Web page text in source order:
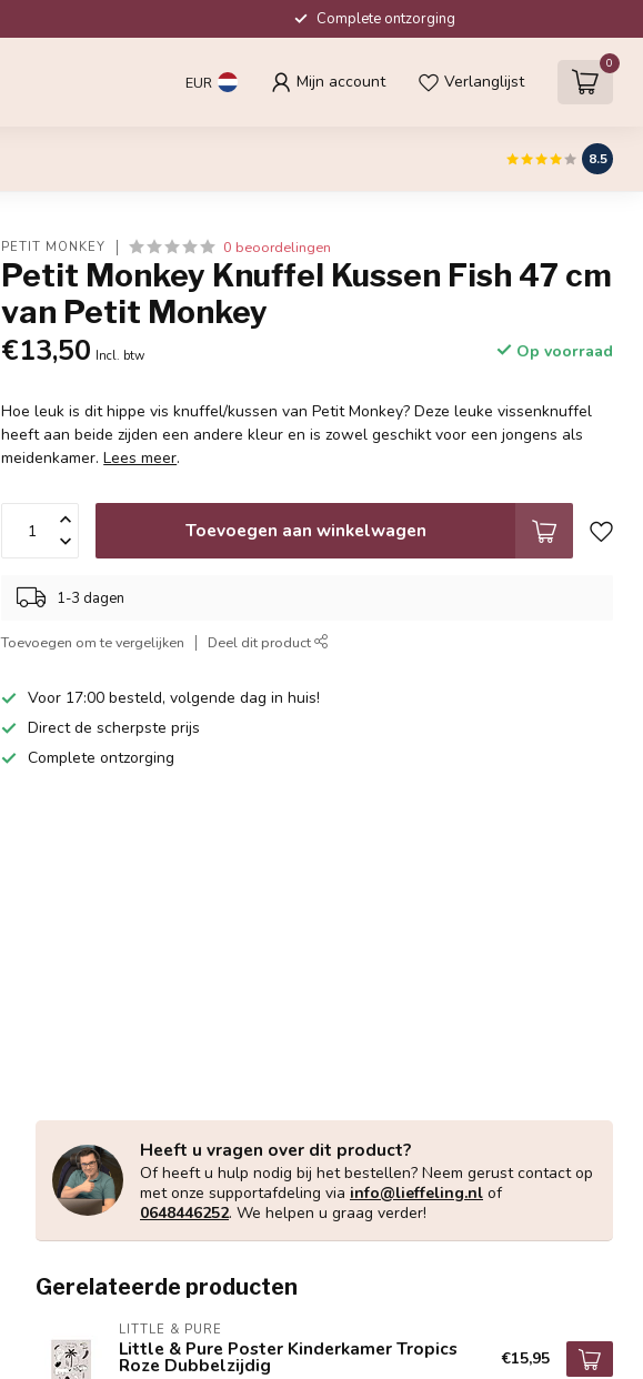
Complete ontzorging
EUR Mijn account Verlanglijst
0
8.5
PETIT MONKEY 0 beoordelingen
Petit Monkey Knuffel Kussen Fish 47 cm
van Petit Monkey
€13,50 Incl. btw Op voorraad
Hoe leuk is dit hippe vis knuffel/kussen van Petit Monkey? Deze leuke vissenknuffel
heeft aan beide zijden een andere kleur en is zowel geschikt voor een jongens als
meidenkamer.Lees meer.
Toevoegen aan winkelwagen
1-3 dagen
Toevoegen om te vergelijken Deel dit product
Voor 17:00 besteld, volgende dag in huis!
Direct de scherpste prijs
Complete ontzorging
Heeft u vragen over dit product?
Of heeft u hulp nodig bij het bestellen? Neem gerust contact op
met onze supportafdeling via info@lieffeling.nl of
0648446252. We helpen u graag verder!
Gerelateerde producten
LITTLE & PURE
Little & Pure Poster Kinderkamer Tropics
Roze Dubbelzijdig €15,95